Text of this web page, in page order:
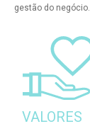
gestão do negócio.
VALORES